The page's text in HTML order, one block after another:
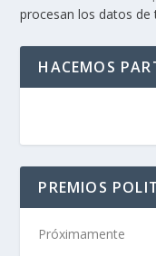
procesan los datos de
HACEMOS
PREMIOS
Próximamente